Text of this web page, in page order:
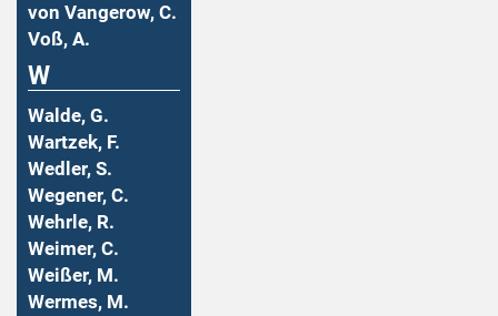
von Vangerow, C.
Voß, A.
W
Walde, G.
Wartzek, F.
Wedler, S.
Wegener, C.
Wehrle, R.
Weimer, C.
Weißer, M.
Wermes, M.